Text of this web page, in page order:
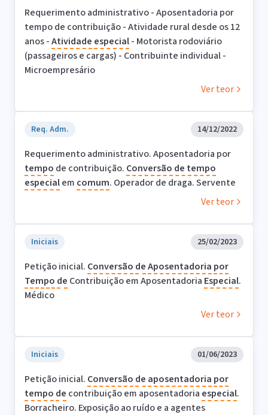
Requerimento administrativo - Aposentadoria por
tempo de contribuição - Atividade rural desde os 12
anos -Atividade especial- Motorista rodoviário
(passageiros e cargas) - Contribuinte individual -
Microempresário
Ver teor
Req. Adm. 14/12/2022
Requerimento administrativo. Aposentadoria por
tempo de contribuição. Conversão de tempo
especialem comum. Operador de draga. Servente
Ver teor
Iniciais 25/02/2023
Petição inicial. Conversão deAposentadoria por
Tempo de Contribuição em Aposentadoria Especial.
Médico
Ver teor
Iniciais 01/06/2023
Petição inicial. Conversão de aposentadoria por
tempo de contribuição em aposentadoria especial.
Borracheiro. Exposição ao ruído e a agentes